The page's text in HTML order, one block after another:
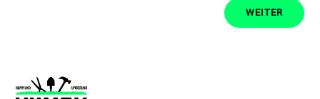
WEITER